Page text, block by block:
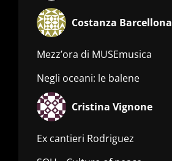
Costanza Barcellona
Mezz’ora di MUSEmusica
Negli oceani: le balene
Cristina Vignone
Ex cantieri Rodriguez